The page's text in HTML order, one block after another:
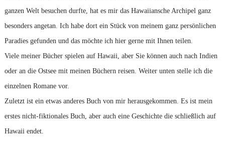
ganzen Welt besuchen durfte, hat es mir das Hawaiiansche Archipel ganz
besonders angetan. Ich habe dort ein Stück von meinem ganz persönlichen
Paradies gefunden und das möchte ich hier gerne mit Ihnen teilen.
Viele meiner Bücher spielen auf Hawaii, aber Sie können auch nach Indien
oder an die Ostsee mit meinen Büchern reisen. Weiter unten stelle ich die
einzelnen Romane vor.
Zuletzt ist ein etwas anderes Buch von mir herausgekommen. Es ist mein
erstes nicht-fiktionales Buch, aber auch eine Geschichte die schließlich auf
Hawaii endet.